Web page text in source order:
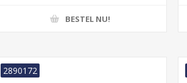
BESTEL NU!
2890172